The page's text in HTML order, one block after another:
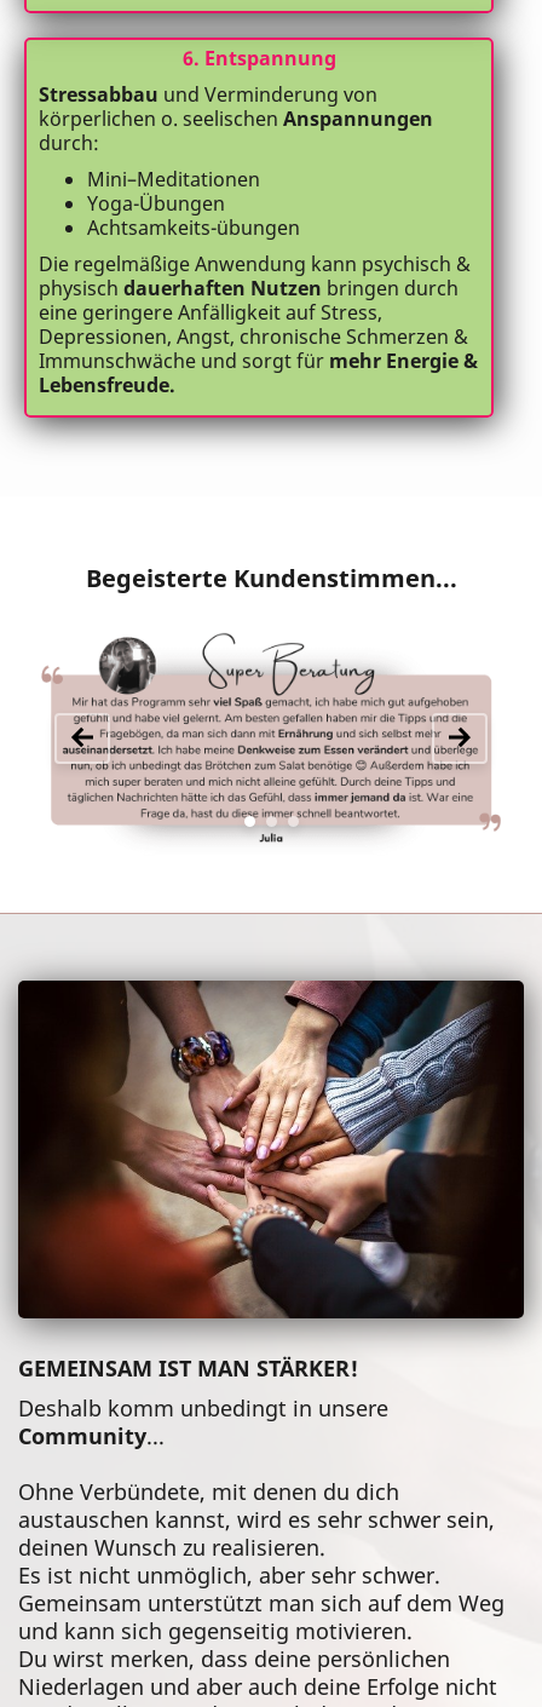
6. Entspannung
Stressabbau und Verminderung von
körperlichen o. seelischen Anspannungen
durch:
Mini–Meditationen
Yoga-Übungen
Achtsamkeits-übungen
Die regelmäßige Anwendung kann psychisch &
physisch dauerhaften Nutzen bringen durch
eine geringere Anfälligkeit auf Stress,
Depressionen, Angst, chronische Schmerzen &
Immunschwäche und sorgt für mehr Energie &
Lebensfreude.
Begeisterte Kundenstimmen...
GEMEINSAM IST MAN STÄRKER!
Deshalb komm unbedingt in unsere
Community...
Ohne Verbündete, mit denen du dich
austauschen kannst, wird es sehr schwer sein,
deinen Wunsch zu realisieren.
Es ist nicht unmöglich, aber sehr schwer.
Gemeinsam unterstützt man sich auf dem Weg
und kann sich gegenseitig motivieren.
Du wirst merken, dass deine persönlichen
Niederlagen und aber auch deine Erfolge nicht